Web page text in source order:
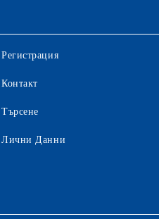
Регистрация
Контакт
Търсене
Лични Данни